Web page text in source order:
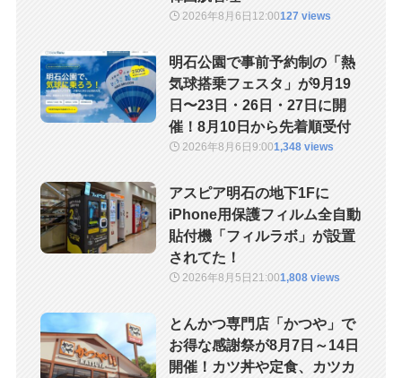
2026年8月6日 12:00127 views
明石公園で事前予約制の「熱
気球搭乗フェスタ」が9月19
日〜23日・26日・27日に開
催！8月10日から先着順受付
2026年8月6日9:001,348 views
アスピア明石の地下1Fに
iPhone用保護フィルム全自動
貼付機「フィルラボ」が設置
されてた！
2026年8月5日21:001,808 views
とんかつ専門店「かつや」で
お得な感謝祭が8月7日～14日
開催！カツ丼や定食、カツカ